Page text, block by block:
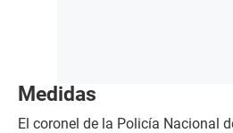
Medidas
El coronel de la Policía Nacional